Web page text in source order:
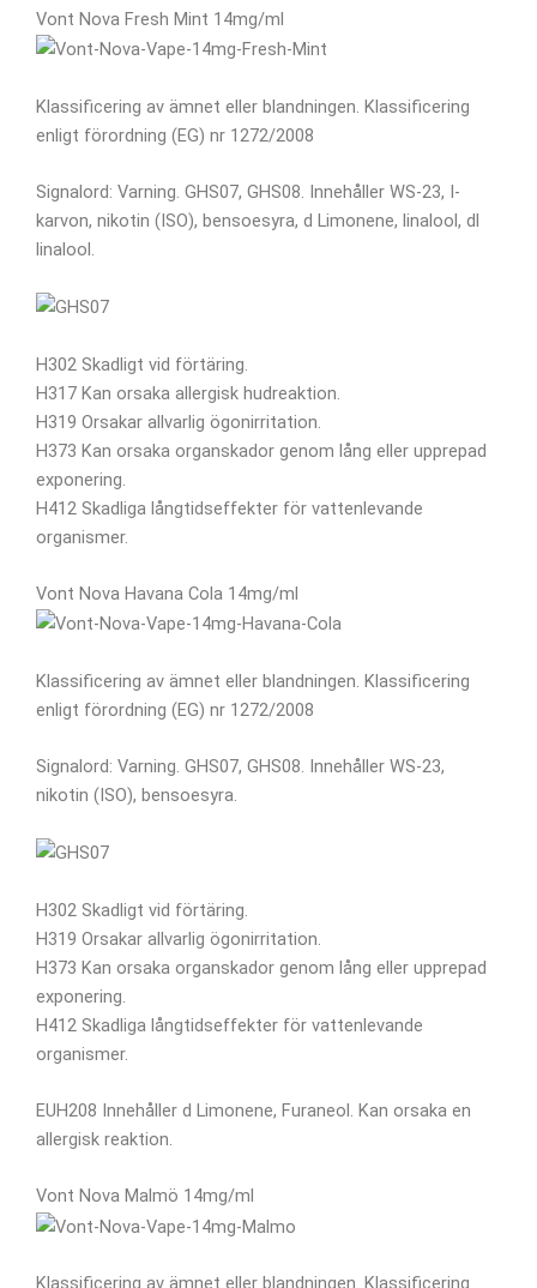
Vont Nova Fresh Mint 14mg/ml
Klassificering av ämnet eller blandningen. Klassificering
enligt förordning (EG) nr 1272/2008
Signalord: Varning. GHS07, GHS08. Innehåller WS-23, I-
karvon, nikotin (ISO), bensoesyra, d Limonene, linalool, dl
linalool.
H302 Skadligt vid förtäring.
H317 Kan orsaka allergisk hudreaktion.
H319 Orsakar allvarlig ögonirritation.
H373 Kan orsaka organskador genom lång eller upprepad
exponering.
H412 Skadliga långtidseffekter för vattenlevande
organismer.
Vont Nova Havana Cola 14mg/ml
Klassificering av ämnet eller blandningen. Klassificering
enligt förordning (EG) nr 1272/2008
Signalord: Varning. GHS07, GHS08. Innehåller WS-23,
nikotin (ISO), bensoesyra.
H302 Skadligt vid förtäring.
H319 Orsakar allvarlig ögonirritation.
H373 Kan orsaka organskador genom lång eller upprepad
exponering.
H412 Skadliga långtidseffekter för vattenlevande
organismer.
EUH208 Innehåller d Limonene, Furaneol. Kan orsaka en
allergisk reaktion.
Vont Nova Malmö 14mg/ml
Klassificering av ämnet eller blandningen. Klassificering